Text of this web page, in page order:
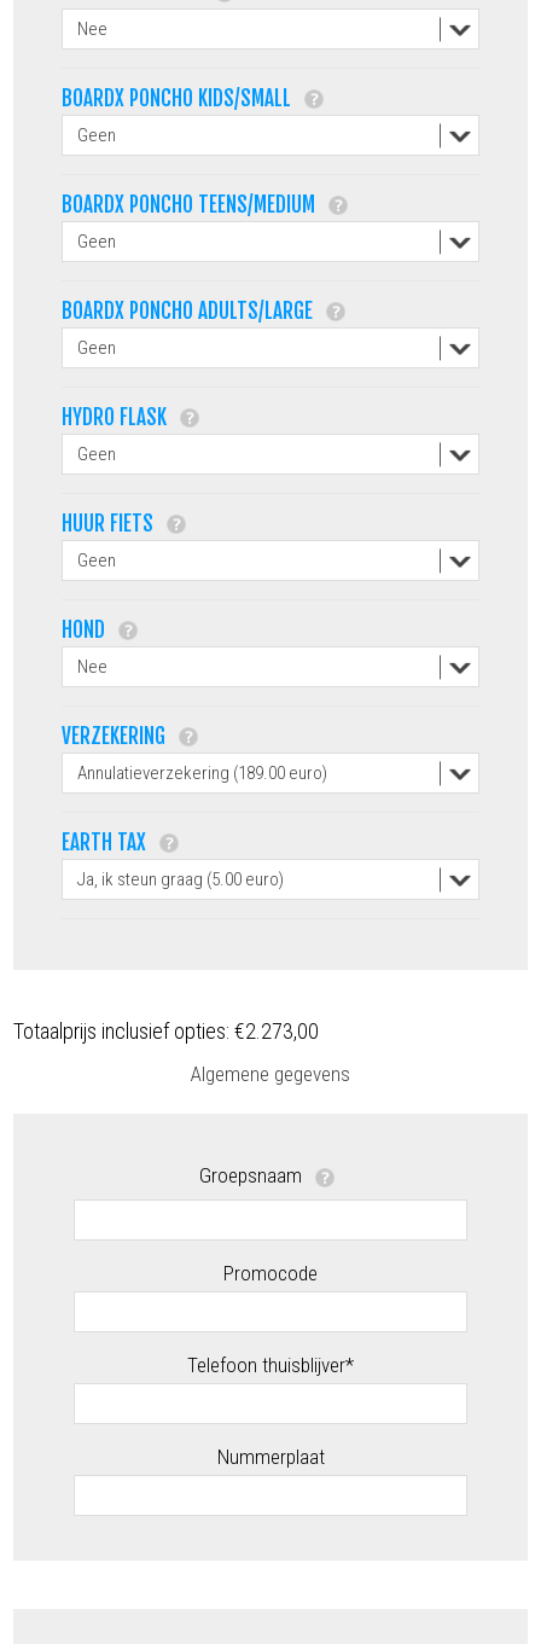
BOARDX PONCHO KIDS/SMALL
BOARDX PONCHO TEENS/MEDIUM
BOARDX PONCHO ADULTS/LARGE
HYDRO FLASK
HUUR FIETS
HOND
VERZEKERING
EARTH TAX
Totaalprijs inclusief opties:€2.273,00
Algemene gegevens
Groepsnaam
Promocode
Telefoon thuisblijver*
Nummerplaat